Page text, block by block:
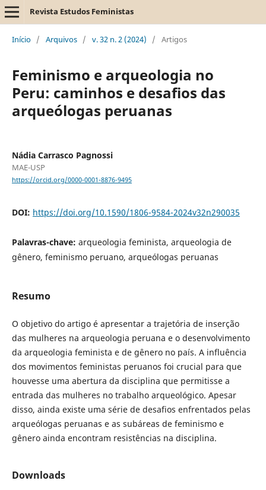
Revista Estudos Feministas
Início / Arquivos / v. 32 n. 2 (2024) / Artigos
Feminismo e arqueologia no
Peru: caminhos e desafios das
arqueólogas peruanas
Nádia Carrasco Pagnossi
MAE-USP
https://orcid.org/0000-0001-8876-9495
DOI: https://doi.org/10.1590/1806-9584-2024v32n290035
Palavras-chave: arqueologia feminista, arqueologia de
gênero, feminismo peruano, arqueólogas peruanas
Resumo
O objetivo do artigo é apresentar a trajetória de inserção
das mulheres na arqueologia peruana e o desenvolvimento
da arqueologia feminista e de gênero no país. A influência
dos movimentos feministas peruanos foi crucial para que
houvesse uma abertura da disciplina que permitisse a
entrada das mulheres no trabalho arqueológico. Apesar
disso, ainda existe uma série de desafios enfrentados pelas
arqueólogas peruanas e as subáreas de feminismo e
gênero ainda encontram resistências na disciplina.
Downloads